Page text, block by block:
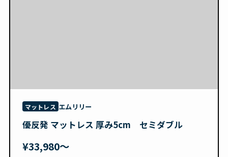
マットレス エムリリー
優反発 マットレス 厚み5cm セミダブル
¥33,980〜